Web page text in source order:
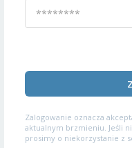
Zalogowanie oznacza
aktualnym brzmieniu. Jeśli
prosimy o niekorzystanie z